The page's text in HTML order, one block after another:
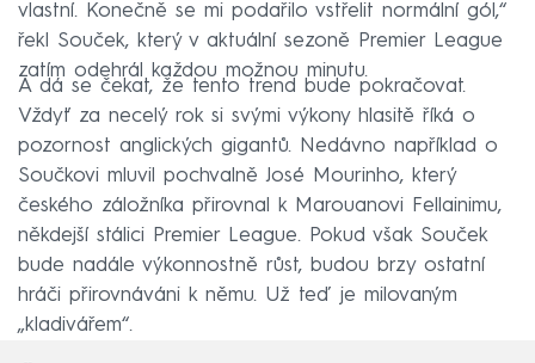
vlastní. Konečně se mi podařilo vstřelit normální gól,“
řekl Souček, který v aktuální sezoně Premier League
zatím odehrál každou možnou minutu.
A dá se čekat, že tento trend bude pokračovat.
Vždyť za necelý rok si svými výkony hlasitě říká o
pozornost anglických gigantů. Nedávno například o
Součkovi mluvil pochvalně José Mourinho, který
českého záložníka přirovnal k Marouanovi Fellainimu,
někdejší stálici Premier League. Pokud však Souček
bude nadále výkonnostně růst, budou brzy ostatní
hráči přirovnáváni k němu. Už teď je milovaným
„kladivářem“.